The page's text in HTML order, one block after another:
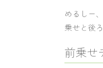
めるしー
乗せと後
前乗せ